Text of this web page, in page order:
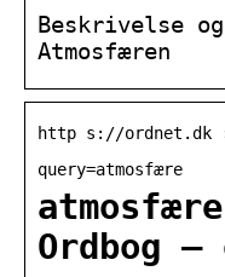
Beskrivelse
Atmosfæren
http s://ordnet.dk
query=atmosfære
Ordbog